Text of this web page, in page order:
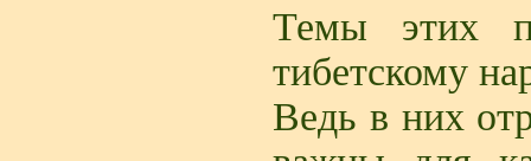
Темы этих
тибетскому
Ведь в них